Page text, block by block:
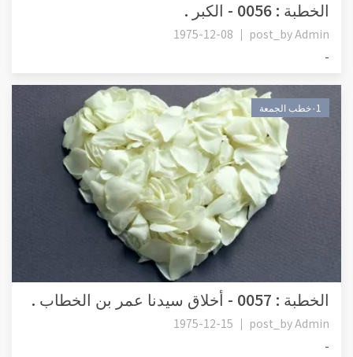
الخطبة : 0056 - الكبر .
post_byAdmin
1975-12-08
-
٠1خطب الجمعة
الخطبة : 0057 - أخلاق سيدنا عمر بن الخطاب .
post_byAdmin
1975-12-15
-